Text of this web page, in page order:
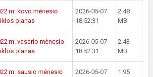
m. kovo mėnesio
planas
2026-05-07
18:52:31
2.48
MB
m. vasario mėnesio
planas
2026-05-07
18:52:31
2.43
MB
m. sausio mėnesio
2026-05-07
1.95